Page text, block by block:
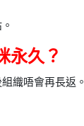
永久？
織唔會再長返。